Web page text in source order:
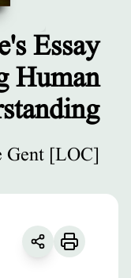
Essay
Human
Gent [LOC]